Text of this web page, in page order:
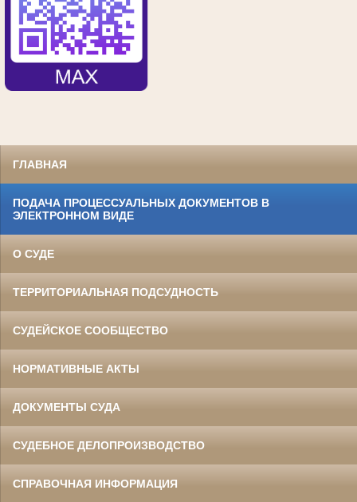
ГЛАВНАЯ
ПОДАЧА ПРОЦЕССУАЛЬНЫХ ДОКУМЕНТОВ В
ЭЛЕКТРОННОМ ВИДЕ
О СУДЕ
ТЕРРИТОРИАЛЬНАЯ ПОДСУДНОСТЬ
СУДЕЙСКОЕ СООБЩЕСТВО
НОРМАТИВНЫЕ АКТЫ
ДОКУМЕНТЫ СУДА
СУДЕБНОЕ ДЕЛОПРОИЗВОДСТВО
СПРАВОЧНАЯ ИНФОРМАЦИЯ